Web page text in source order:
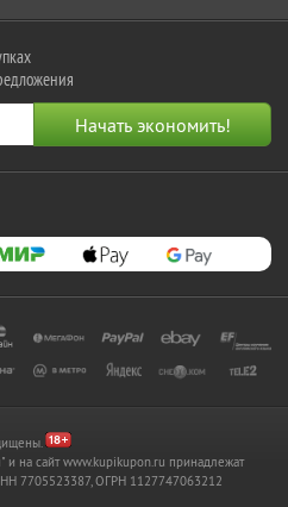
и на сайт www.kupikupon.ru принадлежат
7705523387, ОГРН 1127747063212